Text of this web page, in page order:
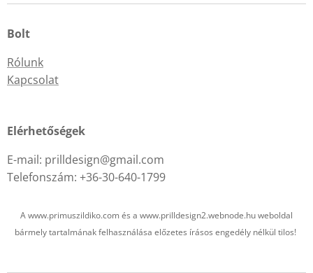
Bolt
Rólunk
Kapcsolat
Elérhetőségek
E-mail: prilldesign@gmail.com
Telefonszám: +36-30-640-1799
A www.primuszildiko.com és a www.prilldesign2.webnode.hu weboldal
bármely tartalmának felhasználása előzetes írásos engedély nélkül tilos!